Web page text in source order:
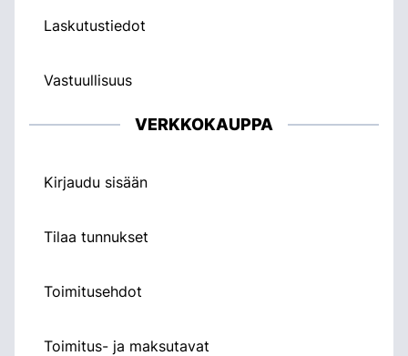
Laskutustiedot
Vastuullisuus
VERKKOKAUPPA
Kirjaudu sisään
Tilaa tunnukset
Toimitusehdot
Toimitus- ja maksutavat